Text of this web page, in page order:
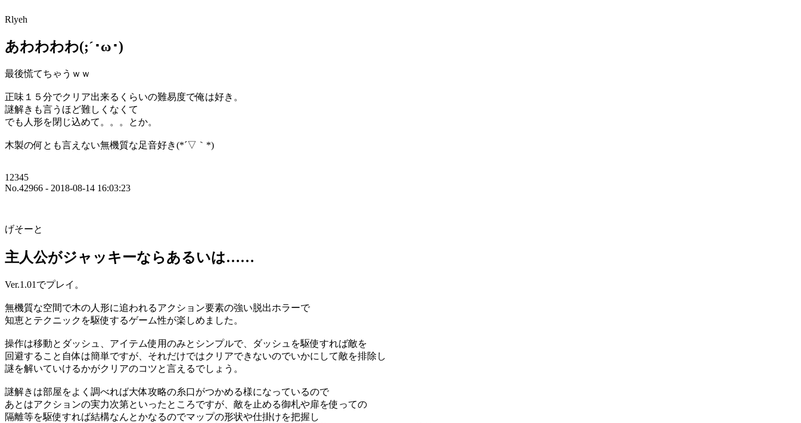
Rlyeh
あわわわわ(;´･ω･)
最後慌てちゃうｗｗ
正味１５分でクリア出来るくらいの難易度で俺は好き。
謎解きも言うほど難しくなくて
でも人形を閉じ込めて。。。とか。
木製の何とも言えない無機質な足音好き(*´▽｀*)
12345
No.42966 - 2018-08-14 16:03:23
げそーと
主人公がジャッキーならあるいは……
Ver.1.01でプレイ。
無機質な空間で木の人形に追われるアクション要素の強い脱出ホラーで
知恵とテクニックを駆使するゲーム性が楽しめました。
操作は移動とダッシュ、アイテム使用のみとシンプルで、ダッシュを駆使すれば敵を
回避すること自体は簡単ですが、それだけではクリアできないのでいかにして敵を排除し
謎を解いていけるかがクリアのコツと言えるでしょう。
謎解きは部屋をよく調べれば大体攻略の糸口がつかめる様になっているので
あとはアクションの実力次第といったところですが、敵を止める御札や扉を使っての
隔離等を駆使すれば結構なんとかなるのでマップの形状や仕掛けを把握し